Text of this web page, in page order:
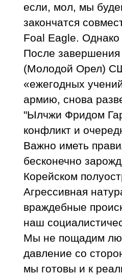
если, мол, мы
закончатся
Foal Eagle.
После
(Молодой Орел)
«ежегодных
армию, снова
"Ылчжи Фридом
конфликт и
Важно иметь
бесконечно
Корейском
Агрессивная
враждебные
наш
Мы не пощадим
давление со
мы готовы и к